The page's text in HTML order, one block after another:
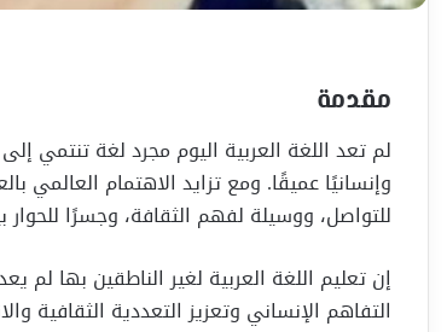
مقدمة
لم تعد اللغة العربية اليوم مجرد لغة تنتمي
وإنسانيًا عميقًا. ومع تزايد الاهتمام العالمي
للتواصل، ووسيلة لفهم الثقافة، وجسرًا
إن تعليم اللغة العربية لغير الناطقين بها لم
التفاهم الإنساني وتعزيز التعددية الثقافية